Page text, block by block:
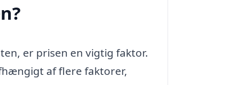
er prisen en vigtig faktor.
af flere faktorer,